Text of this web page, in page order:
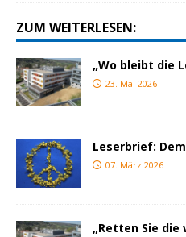
ZUM WEITERLESEN:
„Wo bleibt die
23. Mai 2026
Leserbrief:
07. März 2026
„Retten Sie die